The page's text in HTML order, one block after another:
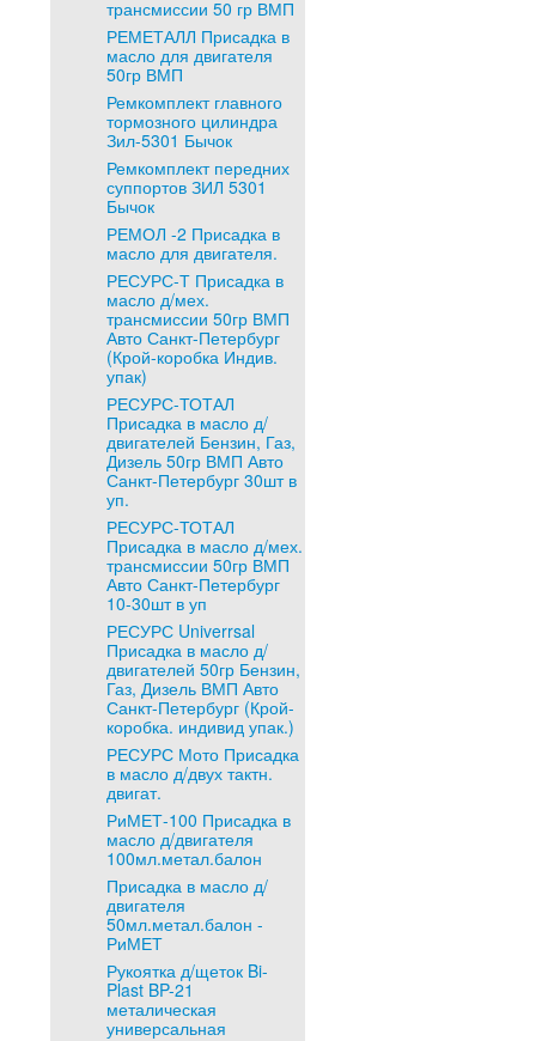
трансмиссии 50 гр ВМП
РЕМЕТАЛЛ Присадка в
масло для двигателя
50гр ВМП
Ремкомплект главного
тормозного цилиндра
Зил-5301 Бычок
Ремкомплект передних
суппортов ЗИЛ 5301
Бычок
РЕМОЛ -2 Присадка в
масло для двигателя.
РЕСУРС-Т Присадка в
масло д/мех.
трансмиссии 50гр ВМП
Авто Санкт-Петербург
(Крой-коробка Индив.
упак)
РЕСУРС-ТОТАЛ
Присадка в масло д/
двигателей Бензин, Газ,
Дизель 50гр ВМП Авто
Санкт-Петербург 30шт в
уп.
РЕСУРС-ТОТАЛ
Присадка в масло д/мех.
трансмиссии 50гр ВМП
Авто Санкт-Петербург
10-30шт в уп
РЕСУРС Univerrsal
Присадка в масло д/
двигателей 50гр Бензин,
Газ, Дизель ВМП Авто
Санкт-Петербург (Крой-
коробка. индивид упак.)
РЕСУРС Мото Присадка
в масло д/двух тактн.
двигат.
РиМЕТ-100 Присадка в
масло д/двигателя
100мл.метал.балон
Присадка в масло д/
двигателя
50мл.метал.балон -
РиМЕТ
Рукоятка д/щеток Bi-
Plast BP-21
металическая
универсальная